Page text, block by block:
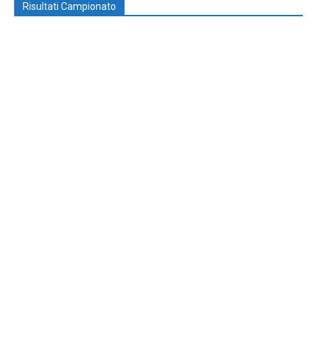
Risultati Campionato